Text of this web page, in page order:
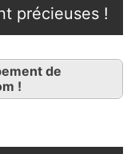
précieuses !
de
!